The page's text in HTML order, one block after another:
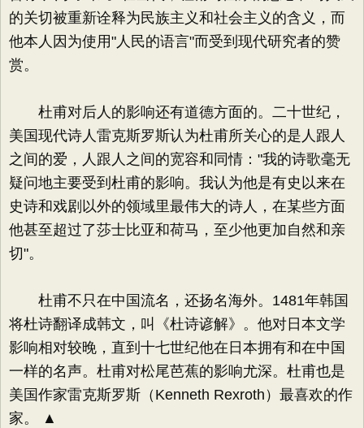
的关切被重新诠释为民族主义和社会主义的含义，而
他本人因为使用"人民的语言"而受到现代研究者的赞
赏。
杜甫对后人的影响还有道德方面的。二十世纪，
美国现代诗人雷克斯罗斯认为杜甫所关心的是人跟人
之间的爱，人跟人之间的宽容和同情："我的诗歌毫无
疑问地主要受到杜甫的影响。我认为他是有史以来在
史诗和戏剧以外的领域里最伟大的诗人，在某些方面
他甚至超过了莎士比亚和荷马，至少他更加自然和亲
切"。
杜甫不只在中国流名，还扬名海外。1481年韩国
将杜诗翻译成韩文，叫《杜诗谚解》。他对日本文学
影响相对较晚，直到十七世纪他在日本拥有和在中国
一样的名声。杜甫对松尾芭蕉的影响尤深。杜甫也是
美国作家雷克斯罗斯（Kenneth Rexroth）最喜欢的作
家。 ▲